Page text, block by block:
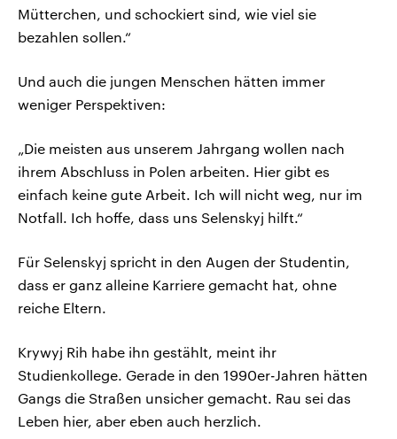
Mütterchen, und schockiert sind, wie viel sie
bezahlen sollen.“
Und auch die jungen Menschen hätten immer
weniger Perspektiven:
„Die meisten aus unserem Jahrgang wollen nach
ihrem Abschluss in Polen arbeiten. Hier gibt es
einfach keine gute Arbeit. Ich will nicht weg, nur im
Notfall. Ich hoffe, dass uns Selenskyj hilft.“
Für Selenskyj spricht in den Augen der Studentin,
dass er ganz alleine Karriere gemacht hat, ohne
reiche Eltern.
Krywyj Rih habe ihn gestählt, meint ihr
Studienkollege. Gerade in den 1990er-Jahren hätten
Gangs die Straßen unsicher gemacht. Rau sei das
Leben hier, aber eben auch herzlich.